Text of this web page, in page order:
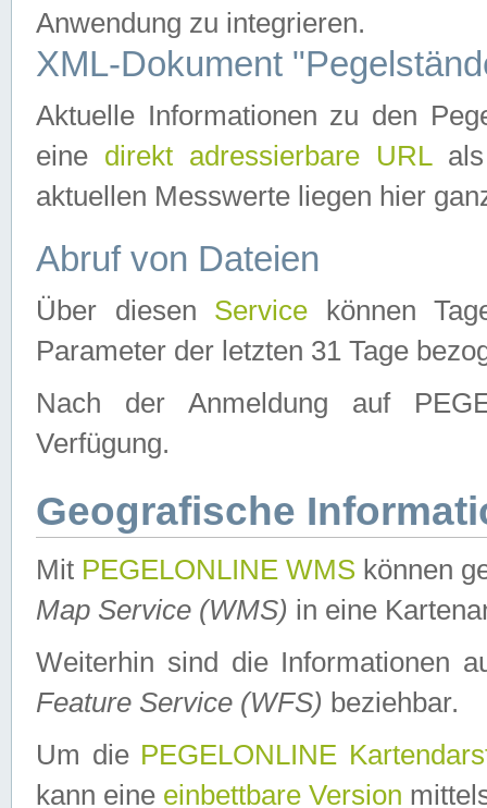
Anwendung zu integrieren.
XML-Dokument
Aktuelle Informationen zu den
eine direkt adressierbare URLals
aktuellen Messwerte liegen hier
Abruf von Dateien
Über diesen Service können
Parameter der letzten 31 Tage
Nach der Anmeldung auf
Verfügung.
Geografische
Mit PEGELONLINE WMS können
Map Service (WMS) in eine
Weiterhin sind die Informationen
Feature Service (WFS) beziehbar.
Um die PEGELONLINE
kann eine einbettbare Version